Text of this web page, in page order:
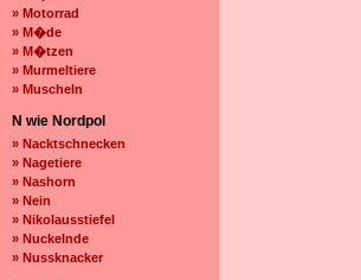
» Motorrad
» M�de
» M�tzen
» Murmeltiere
» Muscheln
N wie Nordpol
» Nacktschnecken
» Nagetiere
» Nashorn
» Nein
» Nikolausstiefel
» Nuckelnde
» Nussknacker